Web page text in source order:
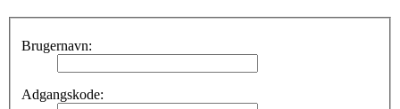
Brugernavn:
Adgangskode: